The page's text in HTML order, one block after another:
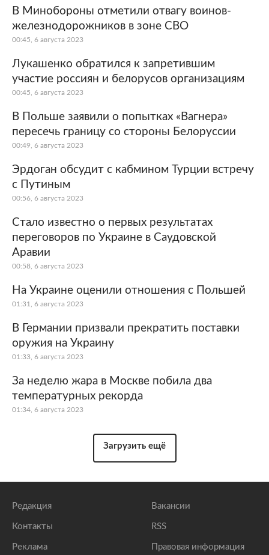
В Минобороны отметили отвагу воинов-
железнодорожников в зоне СВО
00:45, 6 августа 2023
Лукашенко обратился к запретившим
участие россиян и белорусов организациям
00:45, 6 августа 2023
В Польше заявили о попытках «Вагнера»
пересечь границу со стороны Белоруссии
00:49, 6 августа 2023
Эрдоган обсудит с кабмином Турции встречу
с Путиным
00:56, 6 августа 2023
Стало известно о первых результатах
переговоров по Украине в Саудовской
Аравии
00:58, 6 августа 2023
На Украине оценили отношения с Польшей
01:31, 6 августа 2023
В Германии призвали прекратить поставки
оружия на Украину
01:33, 6 августа 2023
За неделю жара в Москве побила два
температурных рекорда
01:34, 6 августа 2023
Загрузить ещё
Редакция
Контакты
Реклама
Вакансии
RSS
Правовая информация